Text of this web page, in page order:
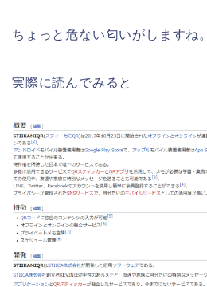
ちょっと危ない匂いがしますね。
実際に読んでみると